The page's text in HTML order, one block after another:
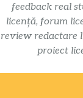
feedback real
licență, forum
review redactare
proiect